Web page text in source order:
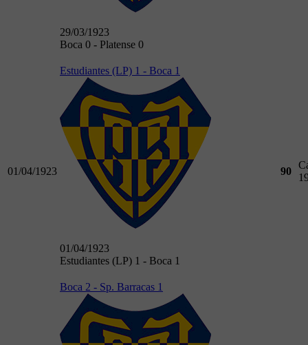
29/03/1923
Boca 0 - Platense 0
01/04/1923
Estudiantes (LP) 1 - Boca 1
01/04/1923
Estudiantes (LP) 1 - Boca 1
90
Boca 2 - Sp. Barracas 1